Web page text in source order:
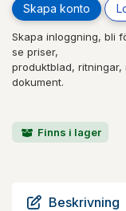
Skapa konto
Skapa inloggning, bli
se priser,
produktblad, ritningar,
dokument.
Finns i lager
Beskrivning